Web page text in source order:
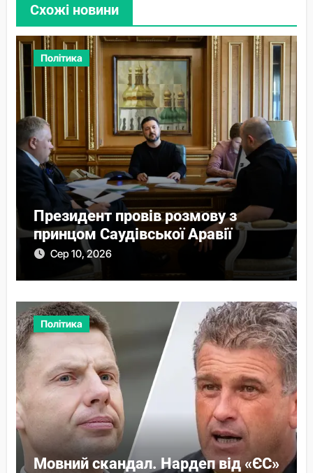
Схожі новини
Політика
Президент провів розмову з
принцом Саудівської Аравії
Сер 10, 2026
Політика
Мовний скандал. Нардеп від «ЄС»